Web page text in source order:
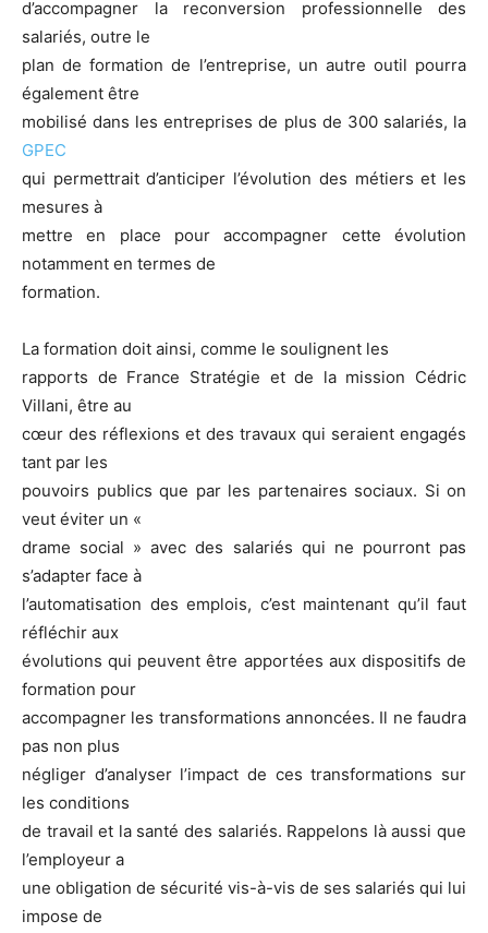
d’accompagner la reconversion professionnelle des
salariés, outre le
plan de formation de l’entreprise, un autre outil pourra
également être
mobilisé dans les entreprises de plus de 300 salariés, la
GPEC
qui permettrait d’anticiper l’évolution des métiers et les
mesures à
mettre en place pour accompagner cette évolution
notamment en termes de
formation.
La formation doit ainsi, comme le soulignent les
rapports de France Stratégie et de la mission Cédric
Villani, être au
cœur des réflexions et des travaux qui seraient engagés
tant par les
pouvoirs publics que par les partenaires sociaux. Si on
veut éviter un «
drame social » avec des salariés qui ne pourront pas
s’adapter face à
l’automatisation des emplois, c’est maintenant qu’il faut
réfléchir aux
évolutions qui peuvent être apportées aux dispositifs de
formation pour
accompagner les transformations annoncées. Il ne faudra
pas non plus
négliger d’analyser l’impact de ces transformations sur
les conditions
de travail et la santé des salariés. Rappelons là aussi que
l’employeur a
une obligation de sécurité vis-à-vis de ses salariés qui lui
impose de